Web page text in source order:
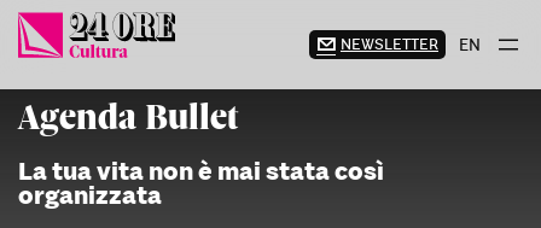
Vai
contenuto
NEWSLETTER EN
Agenda Bullet
La tua vita non è mai stata così
organizzata